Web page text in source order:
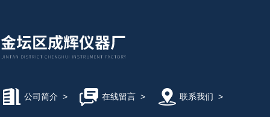
公司简介 > 在线留言> 联系我们 >